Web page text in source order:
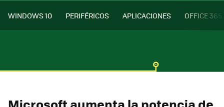
WINDOWS 10 PERIFÉRICOS APLICACIONES OFFICE 365